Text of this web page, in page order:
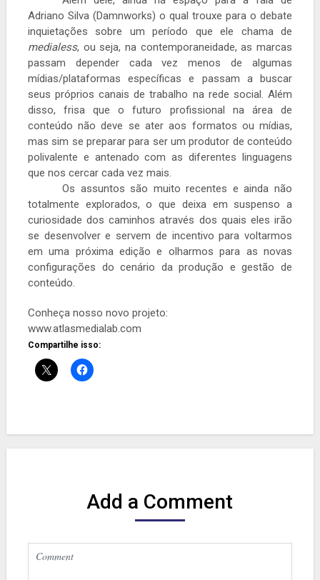
Adriano Silva (Damnworks) o qual trouxe para o debate
inquietações sobre um período que ele chama de
medialess, ou seja, na contemporaneidade, as marcas
passam depender cada vez menos de algumas
mídias/plataformas específicas e passam a buscar
seus próprios canais de trabalho na rede social. Além
disso, frisa que o futuro profissional na área de
conteúdo não deve se ater aos formatos ou mídias,
mas sim se preparar para ser um produtor de conteúdo
polivalente e antenado com as diferentes linguagens
que nos cercar cada vez mais.
Os assuntos são muito recentes e ainda não
totalmente explorados, o que deixa em suspenso a
curiosidade dos caminhos através dos quais eles irão
se desenvolver e servem de incentivo para voltarmos
em uma próxima edição e olharmos para as novas
configurações do cenário da produção e gestão de
conteúdo.
Conheça nosso novo projeto:
www.atlasmedialab.com
Compartilhe isso:
Add a Comment